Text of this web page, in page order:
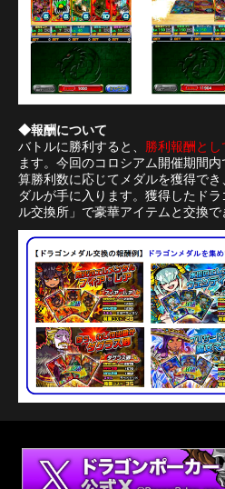
◆報酬について
バトルに勝利すると、
勝利報酬と
ます。今回のコロシアム開催期間
算勝利数に応じてメダルを獲得で
ダルが手に入ります。獲得したド
ル交換所」で豪華アイテムと交換で